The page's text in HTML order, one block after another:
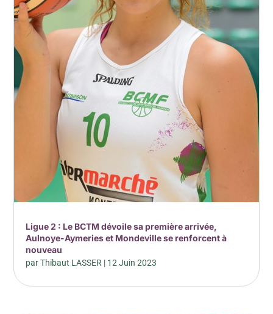
Ligue 2 : Le BCTM dévoile sa première arrivée,
Aulnoye-Aymeries et Mondeville se renforcent à
nouveau
parThibaut LASSER | 12 Juin 2023